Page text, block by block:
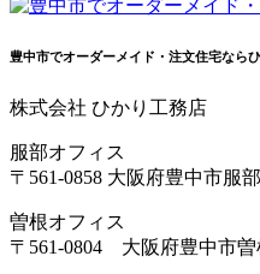
豊中市でオーダーメイド・注文住宅なら
株式会社 ひかり工務店
服部オフィス
〒561-0858 大阪府豊中市服
曽根オフィス
〒561-0804 大阪府豊中市曽